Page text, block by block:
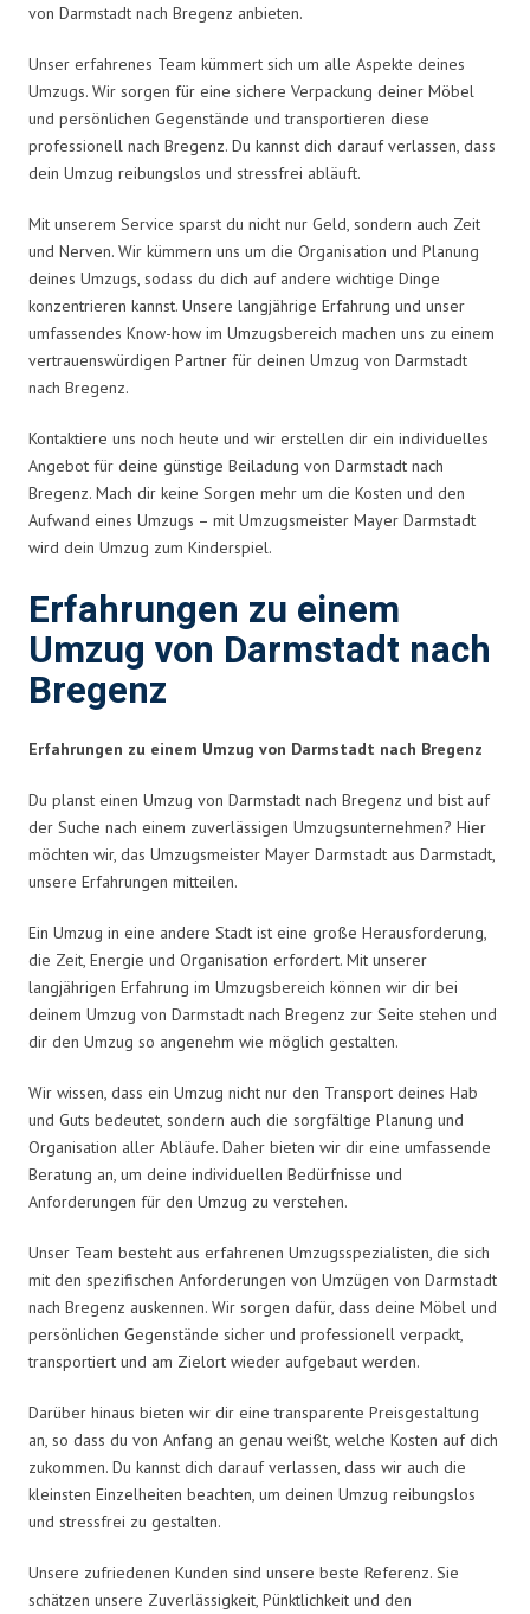
von Darmstadt nach Bregenz anbieten.
Unser erfahrenes Team kümmert sich um alle Aspekte deines
Umzugs. Wir sorgen für eine sichere Verpackung deiner Möbel
und persönlichen Gegenstände und transportieren diese
professionell nach Bregenz. Du kannst dich darauf verlassen, dass
dein Umzug reibungslos und stressfrei abläuft.
Mit unserem Service sparst du nicht nur Geld, sondern auch Zeit
und Nerven. Wir kümmern uns um die Organisation und Planung
deines Umzugs, sodass du dich auf andere wichtige Dinge
konzentrieren kannst. Unsere langjährige Erfahrung und unser
umfassendes Know-how im Umzugsbereich machen uns zu einem
vertrauenswürdigen Partner für deinen Umzug von Darmstadt
nach Bregenz.
Kontaktiere uns noch heute und wir erstellen dir ein individuelles
Angebot für deine günstige Beiladung von Darmstadt nach
Bregenz. Mach dir keine Sorgen mehr um die Kosten und den
Aufwand eines Umzugs – mit Umzugsmeister Mayer Darmstadt
wird dein Umzug zum Kinderspiel.
Erfahrungen zu einem
Umzug von Darmstadt nach
Bregenz
Erfahrungen zu einem Umzug von Darmstadt nach Bregenz
Du planst einen Umzug von Darmstadt nach Bregenz und bist auf
der Suche nach einem zuverlässigen Umzugsunternehmen? Hier
möchten wir, das Umzugsmeister Mayer Darmstadt aus Darmstadt,
unsere Erfahrungen mitteilen.
Ein Umzug in eine andere Stadt ist eine große Herausforderung,
die Zeit, Energie und Organisation erfordert. Mit unserer
langjährigen Erfahrung im Umzugsbereich können wir dir bei
deinem Umzug von Darmstadt nach Bregenz zur Seite stehen und
dir den Umzug so angenehm wie möglich gestalten.
Wir wissen, dass ein Umzug nicht nur den Transport deines Hab
und Guts bedeutet, sondern auch die sorgfältige Planung und
Organisation aller Abläufe. Daher bieten wir dir eine umfassende
Beratung an, um deine individuellen Bedürfnisse und
Anforderungen für den Umzug zu verstehen.
Unser Team besteht aus erfahrenen Umzugsspezialisten, die sich
mit den spezifischen Anforderungen von Umzügen von Darmstadt
nach Bregenz auskennen. Wir sorgen dafür, dass deine Möbel und
persönlichen Gegenstände sicher und professionell verpackt,
transportiert und am Zielort wieder aufgebaut werden.
Darüber hinaus bieten wir dir eine transparente Preisgestaltung
an, so dass du von Anfang an genau weißt, welche Kosten auf dich
zukommen. Du kannst dich darauf verlassen, dass wir auch die
kleinsten Einzelheiten beachten, um deinen Umzug reibungslos
und stressfrei zu gestalten.
Unsere zufriedenen Kunden sind unsere beste Referenz. Sie
schätzen unsere Zuverlässigkeit, Pünktlichkeit und den